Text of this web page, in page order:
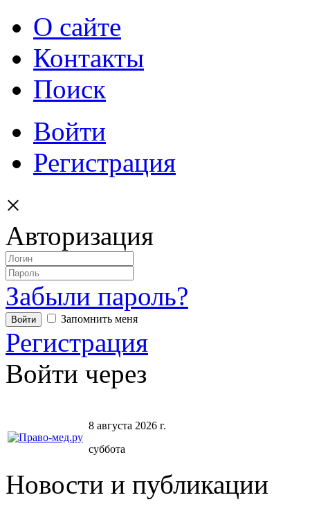
О сайте
Контакты
Поиск
Войти
Регистрация
×
Авторизация
Забыли пароль?
Запомнить меня
Регистрация
Войти через
8 августа 2026 г.
суббота
Новости и публикации